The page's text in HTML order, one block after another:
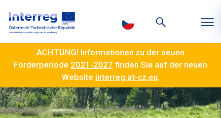
ACHTUNG! Informationen zu der neuen
Förderperiode 2021-2027 finden Sie auf der neuen
Website interreg.at-cz.eu.